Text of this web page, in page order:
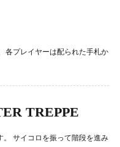
各プレイヤーは配られた手札か
TREPPE
。 サイコロを振って階段を進み